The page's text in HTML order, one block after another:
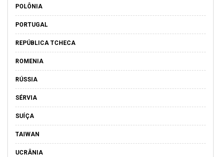
POLÔNIA
PORTUGAL
REPÚBLICA TCHECA
ROMENIA
RÚSSIA
SÉRVIA
SUÍÇA
TAIWAN
UCRÂNIA